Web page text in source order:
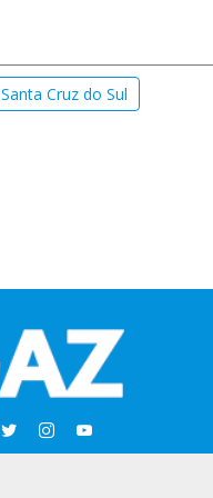
Santa Cruz do Sul